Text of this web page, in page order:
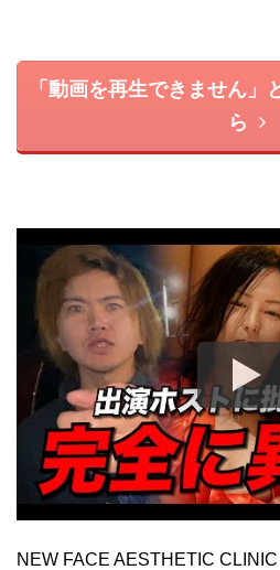
「動画を再生できません」
ら
NEW FACE AESTHETIC